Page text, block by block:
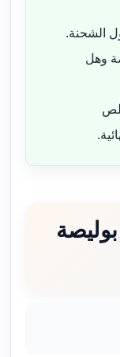
الشحنة.
وهل